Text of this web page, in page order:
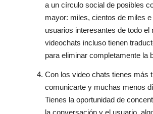
a un círculo social de posibles
mayor: miles, cientos de miles
usuarios interesantes de todo el
videochats incluso tienen
para eliminar completamente la
Con los video chats tienes más
comunicarte y muchas menos
Tienes la oportunidad de